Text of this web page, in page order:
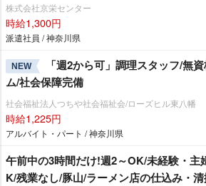
株式会社京栄センター
時給1,300円
派遣社員 / 神奈川県
NEW
「週2から可」調理スタッフ/無
ム/社会保障完備
社会福祉法人つちや社会福祉会/ローズヒル東八幡
時給1,225円
アルバイト・パート / 神奈川県
午前中の3時間だけ!週2～OK/未経験・主
K/残業なし/豚山/ラーメン店の仕込み・